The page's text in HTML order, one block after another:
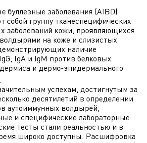
буллезные заболевания (AIBD)
собой группу тканеспецифических
заболеваний кожи, проявляющихся
на коже и слизистых
наличие
IgA и IgM против белковых
и дермо-эпидермального
.
успехам, достигнутым за
десятилетий в определении
аутоиммунных волдырей,
и специфические лабораторные
тесты стали реальностью и в
широко доступны. Расшифровка